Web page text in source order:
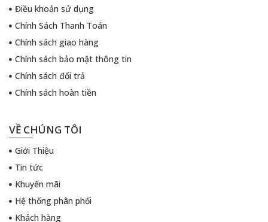
Điều khoản sử dụng
Chính Sách Thanh Toán
Chính sách giao hàng
Chính sách bảo mật thông tin
Chính sách đổi trả
Chính sách hoàn tiền
VỀ CHÚNG TÔI
Giới Thiệu
Tin tức
Khuyến mãi
Hệ thống phân phối
Khách hàng